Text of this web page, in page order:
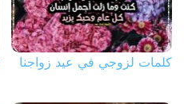
كلمات لزوجي في عيد زواجنا